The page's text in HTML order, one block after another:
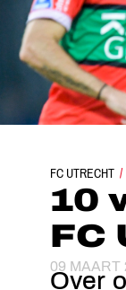
FC UTRECHT
10
FC
09 MAART
Over